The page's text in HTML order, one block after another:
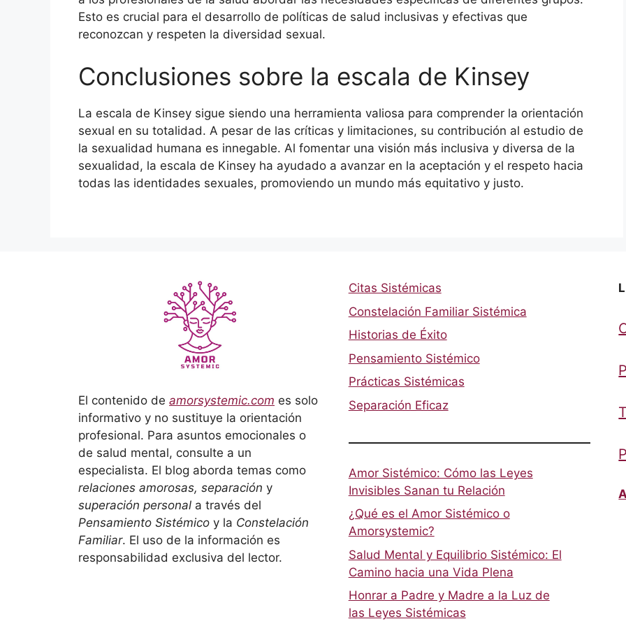
Esto es crucial para el desarrollo de políticas de salud inclusivas y efectivas que
reconozcan y respeten la diversidad sexual.
Conclusiones sobre la escala de Kinsey
La escala de Kinsey sigue siendo una herramienta valiosa para comprender la orientación
sexual en su totalidad. A pesar de las críticas y limitaciones, su contribución al estudio de
la sexualidad humana es innegable. Al fomentar una visión más inclusiva y diversa de la
sexualidad, la escala de Kinsey ha ayudado a avanzar en la aceptación y el respeto hacia
todas las identidades sexuales, promoviendo un mundo más equitativo y justo.
El contenido de amorsystemic.com es solo
informativo y no sustituye la orientación
profesional. Para asuntos emocionales o
de salud mental, consulte a un
especialista. El blog aborda temas como
relaciones amorosas, separación y
superación personal a través del
Pensamiento Sistémico y la Constelación
Familiar. El uso de la información es
responsabilidad exclusiva del lector.
Citas Sistémicas
Constelación Familiar Sistémica
Historias de Éxito
Pensamiento Sistémico
Prácticas Sistémicas
Separación Eficaz
Amor Sistémico: Cómo las Leyes
Invisibles Sanan tu Relación
¿Qué es el Amor Sistémico o
Amorsystemic?
Salud Mental y Equilibrio Sistémico: El
Camino hacia una Vida Plena
Honrar a Padre y Madre a la Luz de
las Leyes Sistémicas